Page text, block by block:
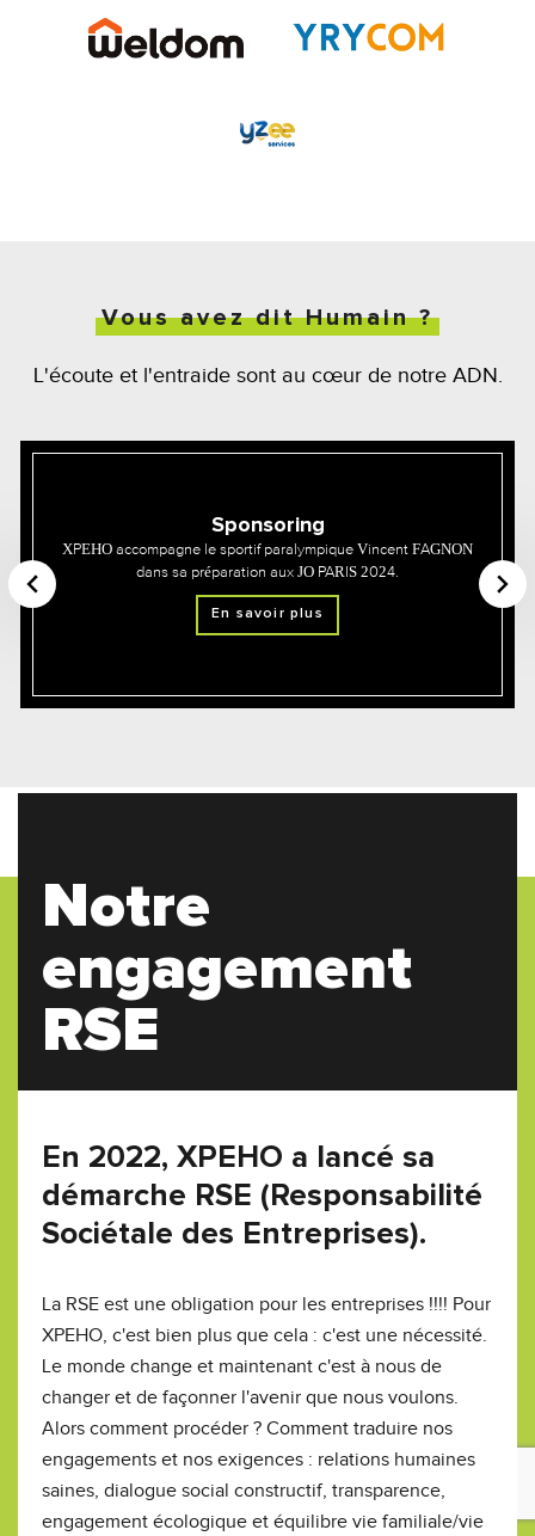
Vous avez dit Humain ?
L'écoute et l'entraide sont au cœur de notre ADN.
Sponsoring
XPEHO accompagne le sportif paralympique Vincent FAGNON
dans sa préparation aux JO PARIS 2024.
En savoir plus
Notre
engagement
RSE
En 2022, XPEHO a lancé sa
démarche RSE (Responsabilité
Sociétale des Entreprises).
La RSE est une obligation pour les entreprises !!!! Pour
XPEHO, c'est bien plus que cela : c'est une nécessité.
Le monde change et maintenant c'est à nous de
changer et de façonner l'avenir que nous voulons.
Alors comment procéder ? Comment traduire nos
engagements et nos exigences : relations humaines
saines, dialogue social constructif, transparence,
engagement écologique et équilibre vie familiale/vie